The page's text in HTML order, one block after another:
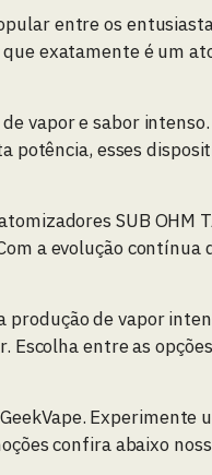
entre os
exatamente é um
vapor e sabor
potência, esses
SUB OHM
a evolução contínua
produção de vapor
Escolha entre as
Experimente
confira abaixo